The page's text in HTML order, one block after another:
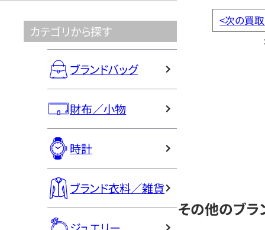
カテゴリから探す
ブランドバッグ
財布／小物
時計
ブランド衣料／雑貨
<次の買
その他のブラ